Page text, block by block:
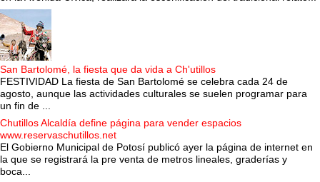
San Bartolomé, la fiesta que da vida a Ch'utillos
FESTIVIDAD La fiesta de San Bartolomé se celebra cada 24 de
agosto, aunque las actividades culturales se suelen programar para
un fin de ...
Chutillos Alcaldía define página para vender espacios
www.reservaschutillos.net
El Gobierno Municipal de Potosí publicó ayer la página de internet en
la que se registrará la pre venta de metros lineales, graderías y
boca...